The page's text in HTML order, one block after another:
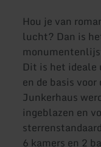
Hou je van
lucht? Dan is
Dit is het ideale
en de basis
Junkerhaus
ingeblazen en
6 kamers en 2